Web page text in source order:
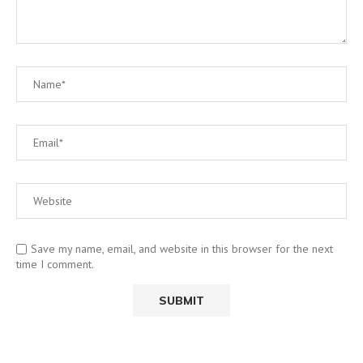
Save my name, email, and website in this browser for the next
time I comment.